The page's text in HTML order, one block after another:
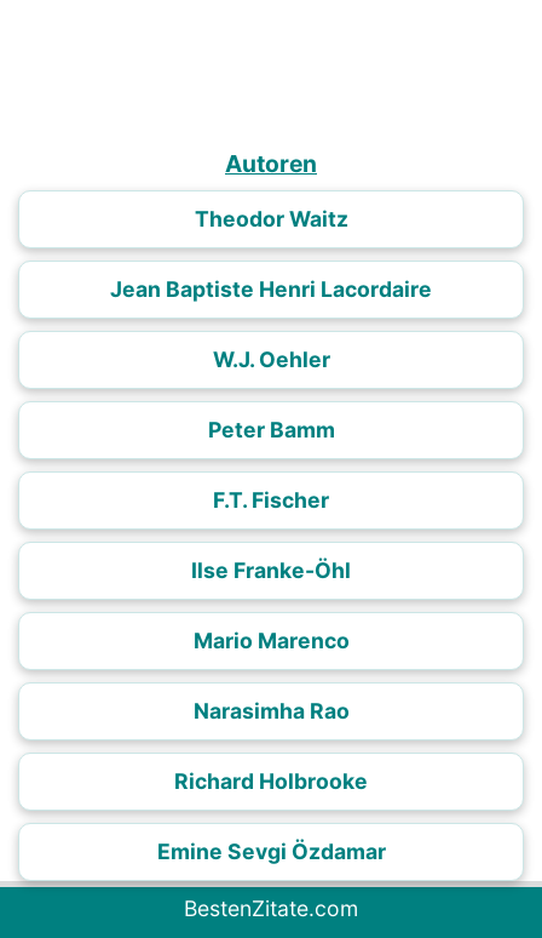
Autoren
Theodor Waitz
Jean Baptiste Henri Lacordaire
W.J. Oehler
Peter Bamm
F.T. Fischer
Ilse Franke-Öhl
Mario Marenco
Narasimha Rao
Richard Holbrooke
Emine Sevgi Özdamar
BestenZitate.com